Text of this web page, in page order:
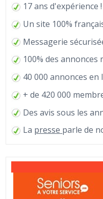
17 ans d'expérience !
Un site 100%
Messagerie
100% des annonces
40 000 annonces en
+ de 420 000
Des avis sous les
La presse parle de